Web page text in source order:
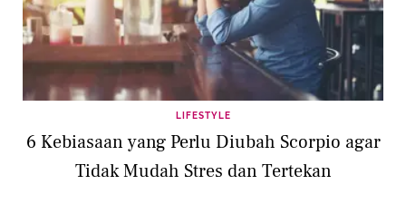
LIFESTYLE
6 Kebiasaan yang Perlu Diubah Scorpio agar
Tidak Mudah Stres dan Tertekan